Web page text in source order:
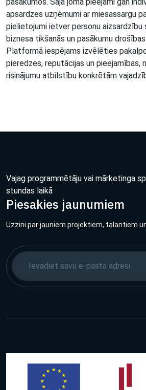
apsardzes uzņēmumi ar miesassargu
pielietojumi ietver personu aizsardzību
biznesa tikšanās un pasākumu
Platformā iespējams izvēlēties
pieredzes, reputācijas un pieejamības,
risinājumu atbilstību konkrētām
Vajag programmētāju vai mārketinga
stundas laikā
Piesakies jaunumiem
Uzzini par jauniem projektiem, talantiem